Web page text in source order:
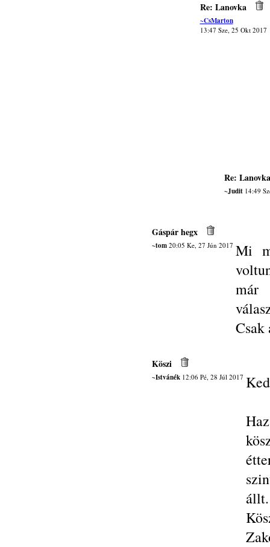
Re: Lanovka
~CsMarton
13:47 Sze, 25 Okt 2017
Re: Lanovka
~Judit14:49
Gáspár hegx
~tom20:05 Ke, 27 Jún 2017 Mi
már
Köszi
~Istvánék12:06 Pé, 28 Júl 2017